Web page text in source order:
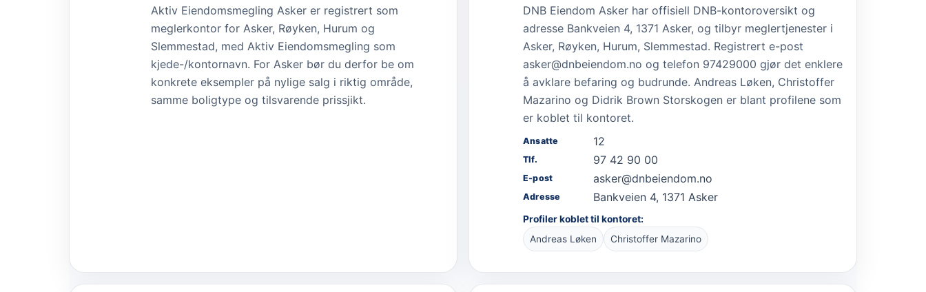
Aktiv Eiendomsmegling Asker er registrert som
meglerkontor for Asker, Røyken, Hurum og
Slemmestad, med Aktiv Eiendomsmegling som
kjede-/kontornavn. For Asker bør du derfor be om
konkrete eksempler på nylige salg i riktig område,
samme boligtype og tilsvarende prissjikt.
DNB Eiendom Asker har offisiell DNB-kontoroversikt og
adresse Bankveien 4, 1371 Asker, og tilbyr meglertjenester i
Asker, Røyken, Hurum, Slemmestad. Registrert e-post
asker@dnbeiendom.no og telefon 97429000 gjør det enklere
å avklare befaring og budrunde. Andreas Løken, Christoffer
Mazarino og Didrik Brown Storskogen er blant profilene som
er koblet til kontoret.
Ansatte 12
Tlf. 97 42 90 00
E-post asker@dnbeiendom.no
Adresse Bankveien 4, 1371 Asker
Profiler koblet til kontoret:
Andreas Løken
Christoffer Mazarino